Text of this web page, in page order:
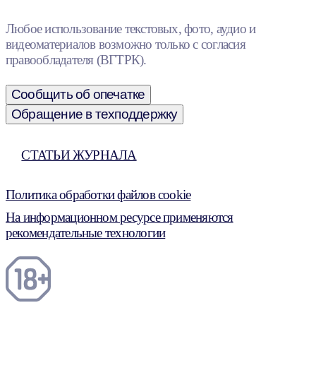
Любое использование текстовых, фото, аудио и
видеоматериалов возможно только с согласия
правообладателя (ВГТРК).
Сообщить об опечатке
Обращение в техподдержку
СТАТЬИ ЖУРНАЛА
Политика обработки файлов cookie
На информационном ресурсе применяются
рекомендательные технологии